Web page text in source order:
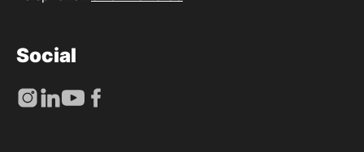
Social